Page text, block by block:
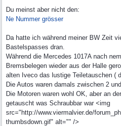
Du meinst aber nicht den:
Ne Nummer grösser
Da hatte ich während meiner BW Zeit
Bastelspasses dran.
Während die Mercedes 1017A nach
Bremsbelegen wieder aus der Halle
alten Iveco das lustige Teiletauschen (
Die Autos waren damals zwischen 2
Die Motoren waren wohl OK, aber an
getauscht was Schraubbar war <img
src="http://www.viermalvier.de/
thumbsdown.gif" alt="" />